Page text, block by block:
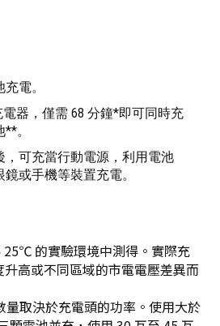
電。
電器，僅需 68 分鐘*即可同時充
。
，可充當行動電源，利用電池
或手機等裝置充電。
25℃ 的實驗環境中測得。實際充
高或不同區域的市電電壓差異而
量取決於充電頭的功率。使用大於